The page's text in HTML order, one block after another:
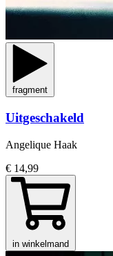
fragment
Uitgeschakeld
Angelique Haak
€ 14,99
in winkelmand